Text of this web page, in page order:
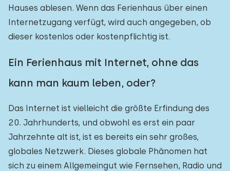
Hauses ablesen. Wenn das Ferienhaus über einen
Internetzugang verfügt, wird auch angegeben, ob
dieser kostenlos oder kostenpflichtig ist.
Ein Ferienhaus mit Internet, ohne das
kann man kaum leben, oder?
Das Internet ist vielleicht die größte Erfindung des
20. Jahrhunderts, und obwohl es erst ein paar
Jahrzehnte alt ist, ist es bereits ein sehr großes,
globales Netzwerk. Dieses globale Phänomen hat
sich zu einem Allgemeingut wie Fernsehen, Radio und